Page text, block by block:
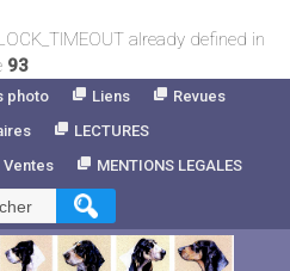
already defined in
93
photo Liens
Revues
LECTURES
Ventes
MENTIONS LEGALES
: